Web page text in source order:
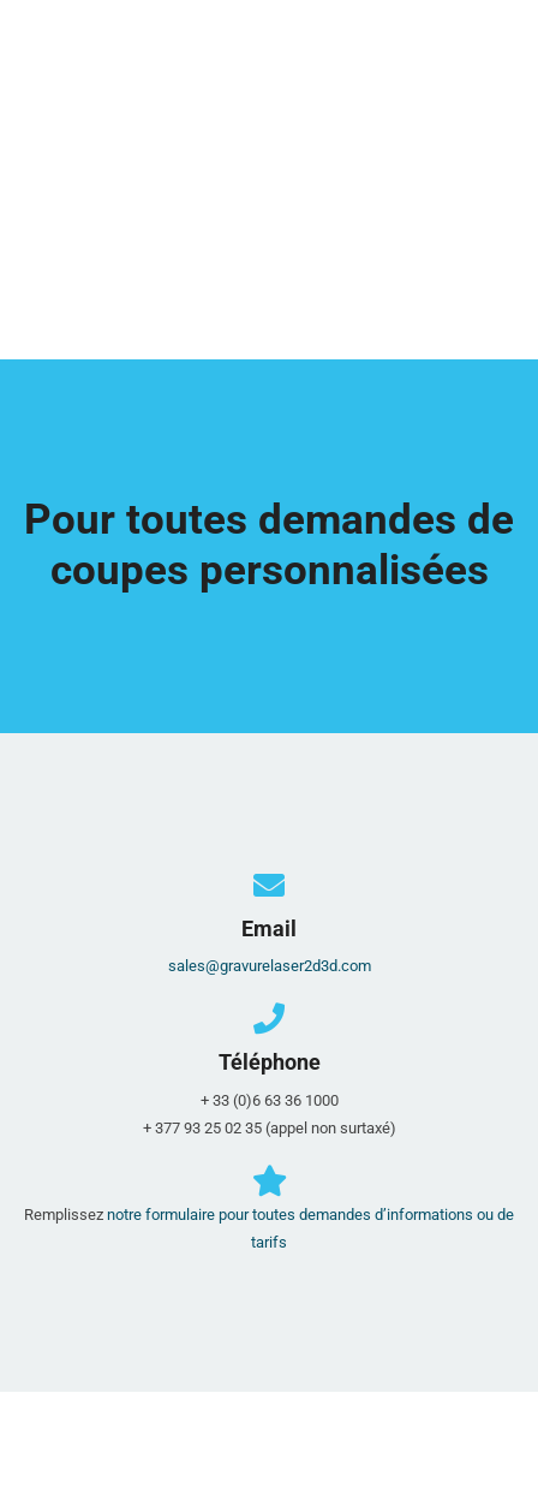
Pour toutes demandes de
coupes personnalisées
Email
sales@gravurelaser2d3d.com
Téléphone
+ 33 (0)6 63 36 1000
+ 377 93 25 02 35 (appel non surtaxé)
Remplissez notre formulaire pour toutes demandes d’informations ou de
tarifs